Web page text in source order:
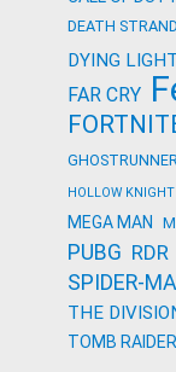
DEATH
DYING LIGHT
FAR CRY
HOLLOW KNIGHT
MEGA MAN
PUBG RDR
SPIDER-
THE
TOMB RAIDER